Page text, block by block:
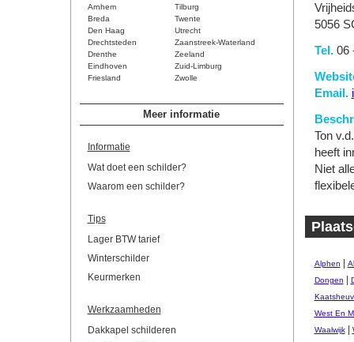
Arnhem
Tilburg
Breda
Twente
Den Haag
Utrecht
Drechtsteden
Zaanstreek-Waterland
Drenthe
Zeeland
Eindhoven
Zuid-Limburg
Friesland
Zwolle
Meer informatie
Informatie
Wat doet een schilder?
Waarom een schilder?
Tips
Lager BTW tarief
Winterschilder
Keurmerken
Werkzaamheden
Dakkapel schilderen
5056
Tel.06
Email.
Ton
heeft
Niet
Alphen
Dongen
West En
Waalwijk|